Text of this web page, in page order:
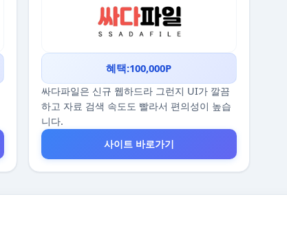
혜택:100,000P
싸다파일은 신규 웹하드라 그런지 UI가 깔끔
하고 자료 검색 속도도 빨라서 편의성이 높습
니다.
사이트 바로가기